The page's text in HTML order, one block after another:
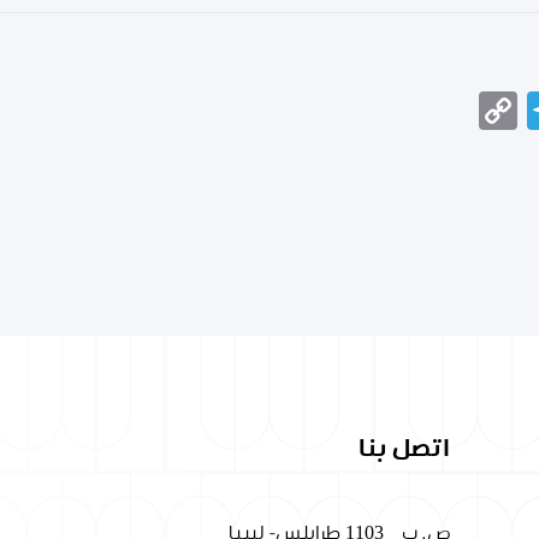
Telegram
اتصل بنا
ص. ب 1103 طرابلس- ليبيا